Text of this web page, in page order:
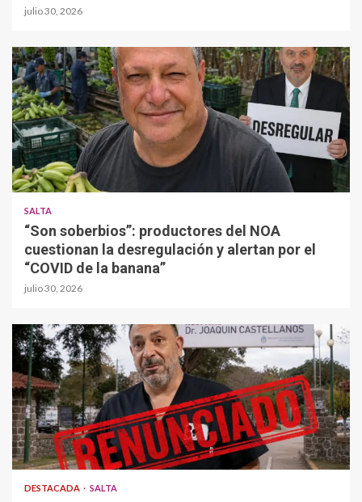
julio 30, 2026
SALTA
“Son soberbios”: productores del NOA
cuestionan la desregulación y alertan por el
“COVID de la banana”
julio 30, 2026
DESTACADA SALTA